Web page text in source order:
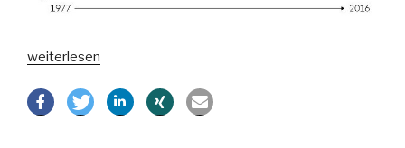
„Das
des
Zinses?“
weiterlesen